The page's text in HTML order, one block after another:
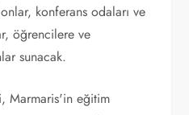
konferans odaları ve
öğrencilere ve
sunacak.
Marmaris'in eğitim